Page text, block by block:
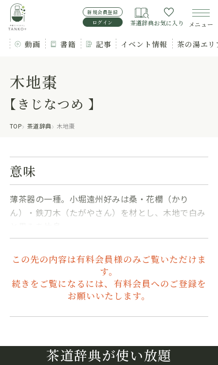
新規会員登録
ログイン
茶道辞典お気に入り メニュー
動画 書籍 記事 イベント情報 茶の湯エ
木地棗
【きじなつめ 】
TOP 茶道辞典 木地棗
意味
薄茶器の一種。小堀遠州好みは桑・花櫚（かり
ん）・鉄刀木（たがやさん）を材とし、木地で白み
この先の内容は有料会員様のみご覧いただけま
す。
続きをご覧になるには、有料会員へのご登録を
お願いいたします。
茶道辞典が使い放題